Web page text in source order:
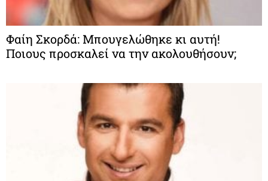
Φαίη Σκορδά: Μπουγελώθηκε κι αυτή!
Ποιους προσκαλεί να την ακολουθήσουν;